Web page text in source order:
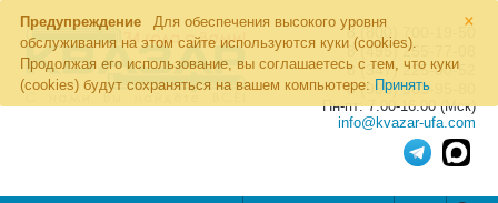
×
Предупреждение
Для обеспечения высокого уровня
обслуживания на этом сайте используются куки (cookies).
Продолжая его использование, вы соглашаетесь с тем, что куки
(cookies) будут сохраняться на вашем компьютере: Принять
8 (800) 700-19-50
8 (495) 255-77-08
8 (347) 225-00-52
8 (986) 963-95-80
Пн-пт: 7.00-16.00 (Мск)
info@kvazar-ufa.com